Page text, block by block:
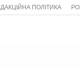
ПОЛІТИКА